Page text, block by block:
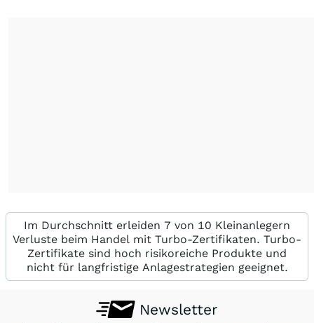
Im Durchschnitt erleiden 7 von 10 Kleinanlegern
Verluste beim Handel mit Turbo-Zertifikaten. Turbo-
Zertifikate sind hoch risikoreiche Produkte und
nicht für langfristige Anlagestrategien geeignet.
Newsletter